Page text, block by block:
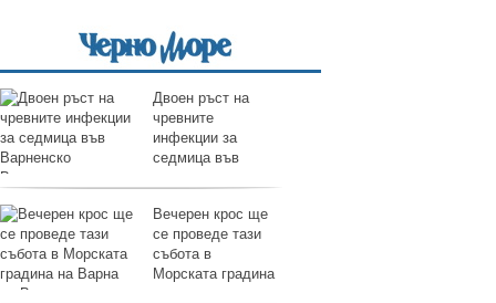
Двоен ръст на
чревните
инфекции за
седмица във
Варненско
Вечерен крос ще
се проведе тази
събота в
Морската градина
на Варна